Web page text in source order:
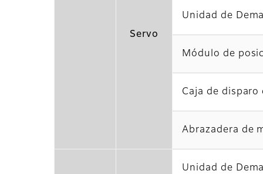
Servo
Unidad de
Módulo de
Caja de disparo
Abrazadera de
Unidad de